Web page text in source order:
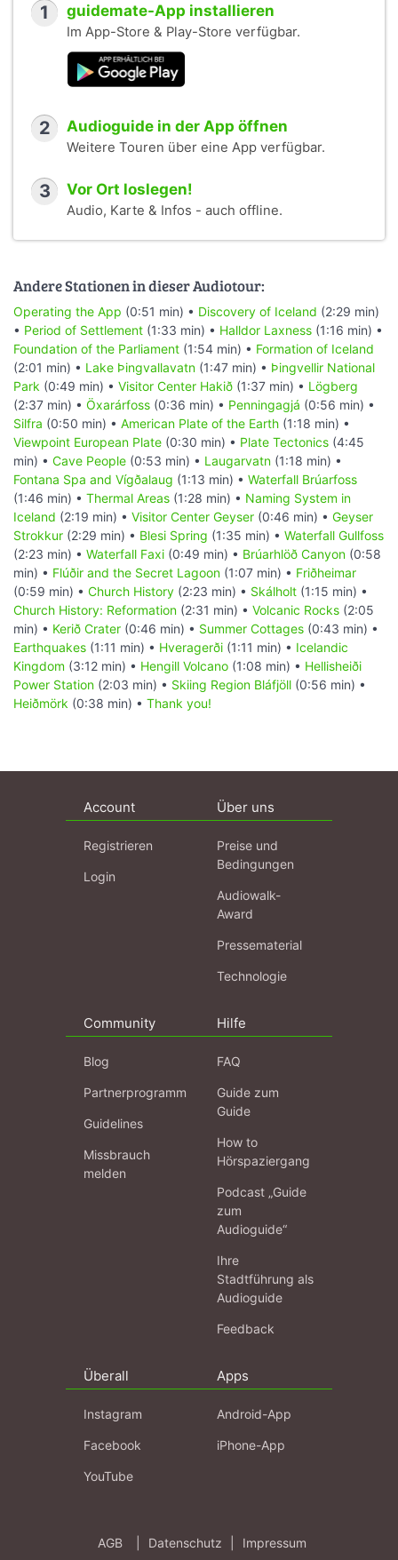
1 guidemate-App installieren
Im App-Store & Play-Store verfügbar.
2 Audioguide in der App öffnen
Weitere Touren über eine App verfügbar.
3 Vor Ort loslegen!
Audio, Karte & Infos - auch offline.
Andere Stationen in dieser Audiotour:
Operating the App (0:51 min) • Discovery of Iceland (2:29 min)
• Period of Settlement (1:33 min) • Halldor Laxness (1:16 min) •
Foundation of the Parliament (1:54 min) • Formation of Iceland
(2:01 min) • Lake Þingvallavatn (1:47 min) • Þingvellir National
Park (0:49 min) • Visitor Center Hakið (1:37 min) • Lögberg
(2:37 min) • Öxarárfoss (0:36 min) • Penningagjá (0:56 min) •
Silfra (0:50 min) • American Plate of the Earth (1:18 min) •
Viewpoint European Plate (0:30 min) • Plate Tectonics (4:45
min) • Cave People (0:53 min) • Laugarvatn (1:18 min) •
Fontana Spa and Vígðalaug (1:13 min) • Waterfall Brúarfoss
(1:46 min) • Thermal Areas (1:28 min) • Naming System in
Iceland (2:19 min) • Visitor Center Geyser (0:46 min) • Geyser
Strokkur (2:29 min) • Blesi Spring (1:35 min) • Waterfall Gullfoss
(2:23 min) • Waterfall Faxi (0:49 min) • Brúarhlöð Canyon (0:58
min) • Flúðir and the Secret Lagoon (1:07 min) • Friðheimar
(0:59 min) • Church History (2:23 min) • Skálholt (1:15 min) •
Church History: Reformation (2:31 min) • Volcanic Rocks (2:05
min) • Kerið Crater (0:46 min) • Summer Cottages (0:43 min) •
Earthquakes (1:11 min) • Hveragerði (1:11 min) • Icelandic
Kingdom (3:12 min) • Hengill Volcano (1:08 min) • Hellisheiði
Power Station (2:03 min) • Skiing Region Bláfjöll (0:56 min) •
Heiðmörk (0:38 min) • Thank you!
Account
Registrieren
Login
Über uns
Preise und
Bedingungen
Audiowalk-
Award
Pressematerial
Technologie
Community
Blog
Partnerprogramm
Guidelines
Missbrauch
melden
Hilfe
FAQ
Guide zum
Guide
How to
Hörspaziergang
Podcast „Guide
zum
Audioguide“
Ihre
Stadtführung als
Audioguide
Feedback
Überall
Instagram
Facebook
YouTube
Apps
Android-App
iPhone-App
AGB Datenschutz Impressum